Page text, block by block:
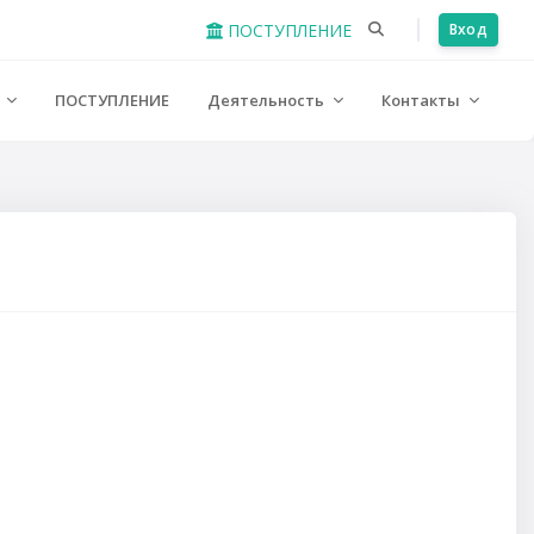
ПОСТУПЛЕНИЕ Вход
ПОСТУПЛЕНИЕ Деятельность Контакты